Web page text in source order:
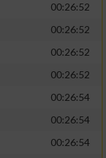
00:26:52
00:26:52
00:26:52
00:26:52
00:26:54
00:26:54
00:26:54